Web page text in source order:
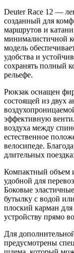
Deuter Race 12 —
созданный для
маршрутов и
минималистичной
модель
удобства и
сохранять полный
рельефе.
Рюкзак оснащен
состоящей из двух
эффективную
воздуха между
естественное
велосипеде.
длительных
Компактный объем
удобной для
Боковые
бутылку с водой
плоский карман
устройству прямо
Для
предусмотрены